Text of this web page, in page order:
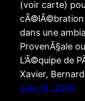
(voir carte)
cÃ©lÃ©bration
dans une
ProvenÃ§ale
L’Ã©quipe de
Xavier,
July 15, 2010